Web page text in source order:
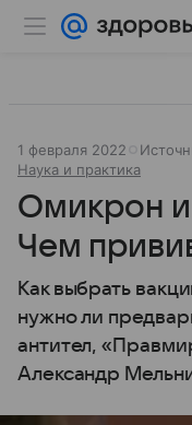
1 февраля 2022
Наука и практика
Омикрон и
Чем
Как выбрать
нужно ли
антител,
Александр